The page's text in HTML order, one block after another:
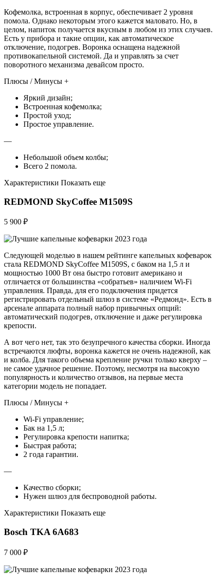
Кофемолка, встроенная в корпус, обеспечивает 2 уровня
помола. Однако некоторым этого кажется маловато. Но, в
целом, напиток получается вкусным в любом из этих случаев.
Есть у прибора и такие опции, как автоматическое
отключение, подогрев. Воронка оснащена надежной
противокапельной системой. Да и управлять за счет
поворотного механизма девайсом просто.
Плюсы / Минусы +
Яркий дизайн;
Встроенная кофемолка;
Простой уход;
Простое управление.
—
Небольшой объем колбы;
Всего 2 помола.
Характеристики Показать еще
REDMOND SkyCoffee M1509S
5 900 ₽
Следующей моделью в нашем рейтинге капельных кофеварок
стала REDMOND SkyCoffee M1509S, с баком на 1,5 л и
мощностью 1000 Вт она быстро готовит американо и
отличается от большинства «собратьев» наличием Wi-Fi
управления. Правда, для его подключения придется
регистрировать отдельный шлюз в системе «Редмонд». Есть в
арсенале аппарата полный набор привычных опций:
автоматический подогрев, отключение и даже регулировка
крепости.
А вот чего нет, так это безупречного качества сборки. Иногда
встречаются люфты, воронка кажется не очень надежной, как
и колба. Для такого объема крепление ручки только кверху –
не самое удачное решение. Поэтому, несмотря на высокую
популярность и количество отзывов, на первые места
категории модель не попадает.
Плюсы / Минусы +
Wi-Fi управление;
Бак на 1,5 л;
Регулировка крепости напитка;
Быстрая работа;
2 года гарантии.
—
Качество сборки;
Нужен шлюз для беспроводной работы.
Характеристики Показать еще
Bosch TKA 6A683
7 000 ₽